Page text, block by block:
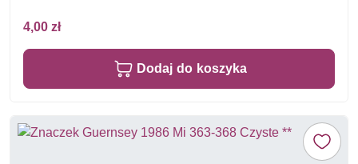
4,00 zł
Dodaj do koszyka